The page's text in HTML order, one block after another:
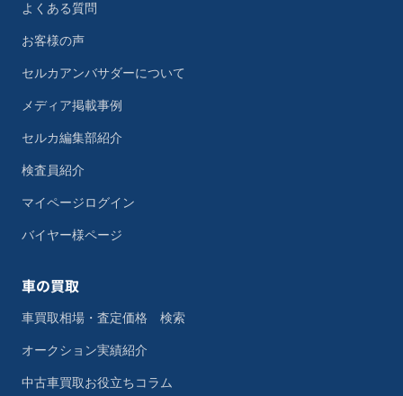
よくある質問
お客様の声
セルカアンバサダーについて
メディア掲載事例
セルカ編集部紹介
検査員紹介
マイページログイン
バイヤー様ページ
車の買取
車買取相場・査定価格 検索
オークション実績紹介
中古車買取お役立ちコラム